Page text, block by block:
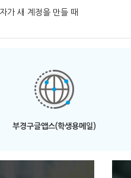
가 새 계정을 만들 때
부경구글앱스(학생용메일)